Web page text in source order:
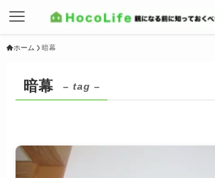
ホーム 暗幕
暗幕 – tag –